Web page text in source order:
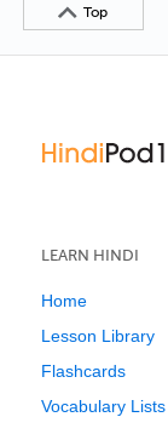
Top
LEARN HINDI
Home
Lesson Library
Flashcards
Vocabulary Lists